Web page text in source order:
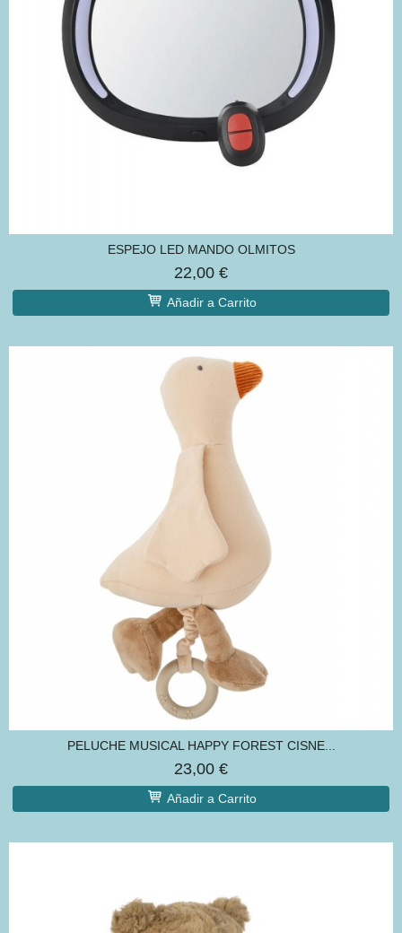
ESPEJO LED MANDO OLMITOS
22,00 €
Añadir a Carrito
PELUCHE MUSICAL HAPPY FOREST CISNE...
23,00 €
Añadir a Carrito